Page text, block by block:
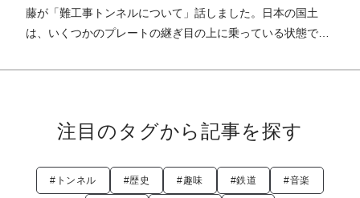
藤が「難工事トンネルについて」話しました。日本の国土
は、いくつかのプレートの継ぎ目の上に乗っている状態で、
注目のタグから記事を探す
#トンネル #歴史 #趣味 #鉄道 #音楽